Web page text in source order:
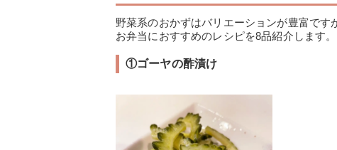
野菜系のおかずはバリエーションが豊富で
お弁当におすすめのレシピを8品紹介します。
①ゴーヤの酢漬け